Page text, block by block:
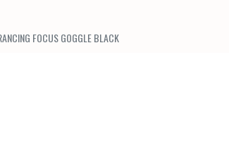
FOCUS GOGGLE BLACK